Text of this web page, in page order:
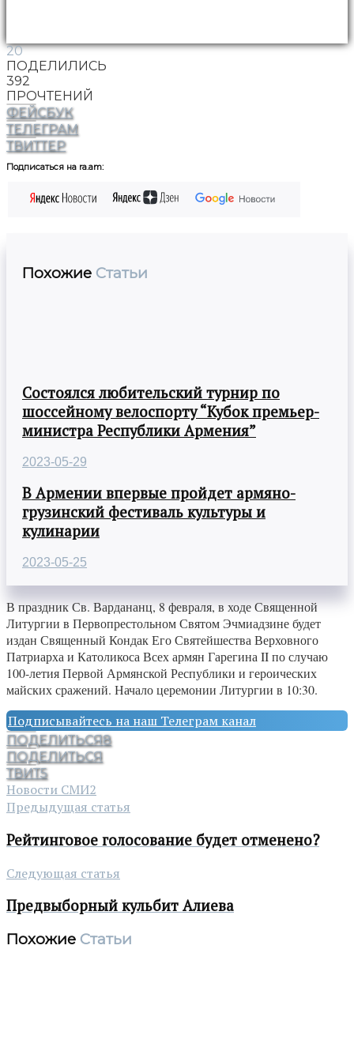
20
ПОДЕЛИЛИСЬ
392
ПРОЧТЕНИЙ
ФЕЙСБУК
ТЕЛЕГРАМ
ТВИТТЕР
Подписаться на ra.am:
Похожие Статьи
Состоялся любительский турнир по
шоссейному велоспорту “Кубок премьер-
министра Республики Армения”
2023-05-29
В Армении впервые пройдет армяно-
грузинский фестиваль культуры и
кулинарии
2023-05-25
В праздник Св. Вардананц, 8 февраля, в ходе Священной
Литургии в Первопрестольном Святом Эчмиадзине будет
издан Священный Кондак Его Святейшества Верховного
Патриарха и Католикоса Всех армян Гарегина II по случаю
100-летия Первой Армянской Республики и героических
майских сражений. Начало церемонии Литургии в 10:30.
Подписывайтесь на наш Телеграм канал
ПОДЕЛИТЬСЯ8
ПОДЕЛИТЬСЯ
ТВИТ5
Новости СМИ2
Предыдущая статья
Рейтинговое голосование будет отменено?
Следующая статья
Предвыборный кульбит Алиева
Похожие Статьи